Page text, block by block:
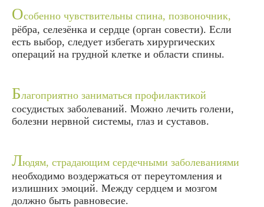
Особенно чувствительны спина, позвоночник,
рёбра, селезёнка и сердце (орган совести). Если
есть выбор, следует избегать хирургических
операций на грудной клетке и области спины.
Благоприятно заниматься профилактикой
сосудистых заболеваний. Можно лечить голени,
болезни нервной системы, глаз и суставов.
Людям, страдающим сердечными заболеваниями
необходимо воздержаться от переутомления и
излишних эмоций. Между сердцем и мозгом
должно быть равновесие.